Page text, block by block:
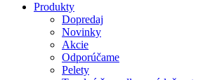
Produkty
Dopredaj
Novinky
Akcie
Odporúčame
Pelety